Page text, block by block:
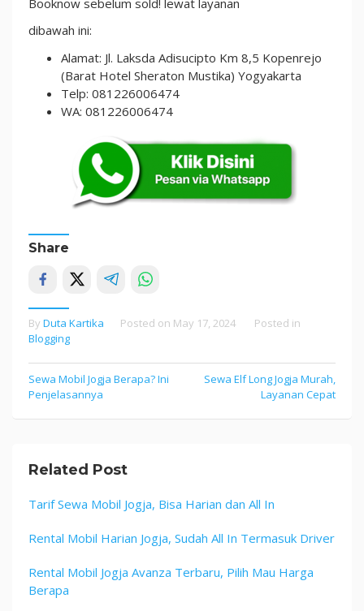
dibawah ini:
Alamat: Jl. Laksda Adisucipto Km 8,5 Kopenrejo
(Barat Hotel Sheraton Mustika) Yogyakarta
Telp: 081226006474
WA: 081226006474
Share
By Duta Kartika Posted on May 17, 2024
Posted in
Blogging
Post
navigation
Sewa Mobil Jogja Berapa? Ini
Penjelasannya
Sewa Elf Long Jogja Murah,
Layanan Cepat
Related Post
Tarif Sewa Mobil Jogja, Bisa Harian dan All In
Rental Mobil Harian Jogja, Sudah All In Termasuk Driver
Rental Mobil Jogja Avanza Terbaru, Pilih Mau Harga
Berapa